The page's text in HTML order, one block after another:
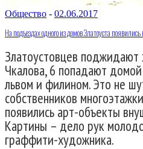
Общество - 02.06.2017
На подъездах одного из домов Златоуста
Златоустовцев
Чкалова, 6 попадают
львом и филином. Это не
собственников
появились арт-объекты
Картины – дело рук
граффити-художника.